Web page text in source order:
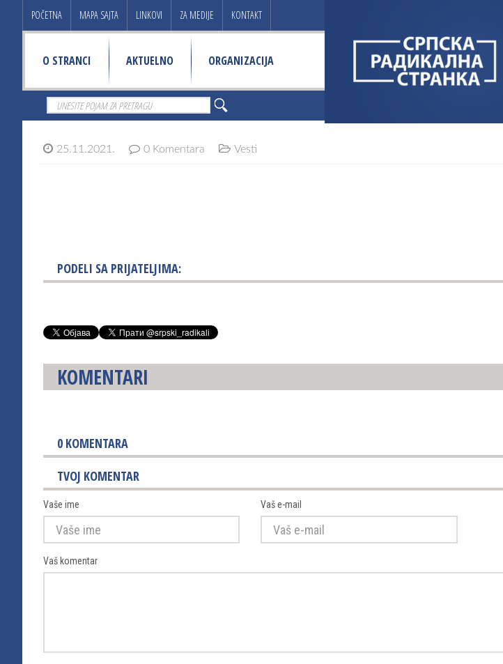
POČETNA MAPA SAJTA LINKOVI ZA MEDIJE KONTAKT
O STRANCI AKTUELNO ORGANIZACIJA
25.11.2021. 0 Komentara Vesti
PODELI SA PRIJATELJIMA:
KOMENTARI
0 KOMENTARA
TVOJ KOMENTAR
Vaše ime Vaš e-mail
Vaš komentar